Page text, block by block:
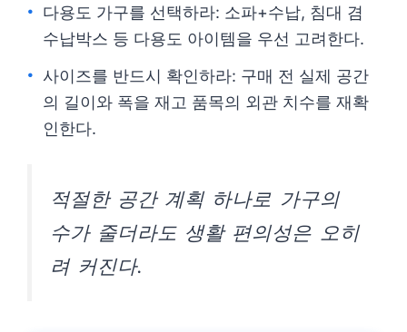
다용도 가구를 선택하라: 소파+수납, 침대 겸
수납박스 등 다용도 아이템을 우선 고려한다.
사이즈를 반드시 확인하라: 구매 전 실제 공간
의 길이와 폭을 재고 품목의 외관 치수를 재확
인한다.
적절한 공간 계획 하나로 가구의
수가 줄더라도 생활 편의성은 오히
려 커진다.